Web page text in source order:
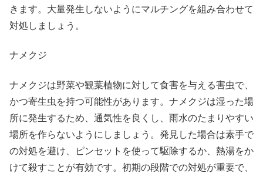
きます。大量発生しないようにマルチングを組み合わせて
対処しましょう。
ナメクジ
ナメクジは野菜や観葉植物に対して食害を与える害虫で、
かつ寄生虫を持つ可能性があります。ナメクジは湿った場
所に発生するため、通気性を良くし、雨水のたまりやすい
場所を作らないようにしましょう。発見した場合は素手で
の対処を避け、ピンセットを使って駆除するか、熱湯をか
けて殺すことが有効です。初期の段階での対処が重要で、